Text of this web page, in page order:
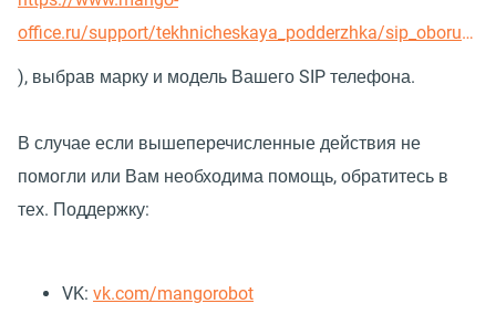
office.ru/support/tekhnicheskaya_podderzhka/sip_oborudovanie/
), выбрав марку и модель Вашего SIP телефона.
В случае если вышеперечисленные действия не
помогли или Вам необходима помощь, обратитесь в
тех. Поддержку:
VK: vk.com/mangorobot